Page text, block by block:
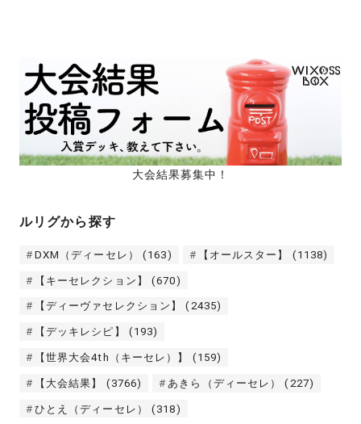
大会結果募集中！
ルリグから探す
DXM（ディーセレ） (163) 【オールスター】 (1138)
【キーセレクション】 (670)
【ディーヴァセレクション】 (2435)
【デッキレシピ】 (193)
【世界大会4th（キーセレ）】 (159)
【大会結果】 (3766) あきら（ディーセレ） (227)
ひとえ（ディーセレ） (318)